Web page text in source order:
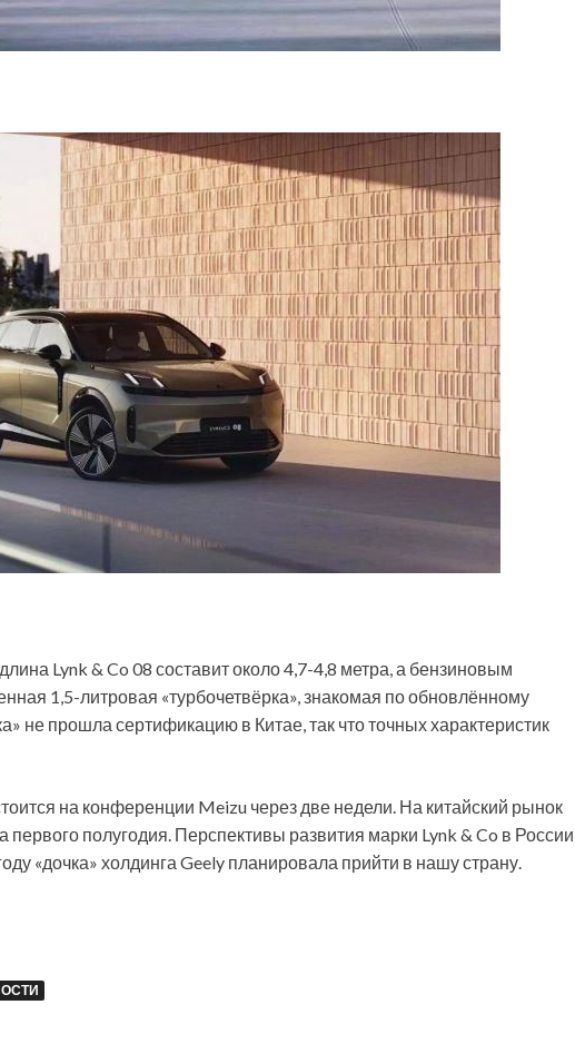
Lynk & Co 08 составит около 4,7-4,8 метра, а бензиновым
1,5-литровая «турбочетвёрка», знакомая по обновлённому
не прошла сертификацию в Китае, так что точных характеристик
на конференции Meizu через две недели. На китайский рынок
первого полугодия. Перспективы развития марки Lynk & Co в России
«дочка» холдинга Geely планировала прийти в нашу страну.